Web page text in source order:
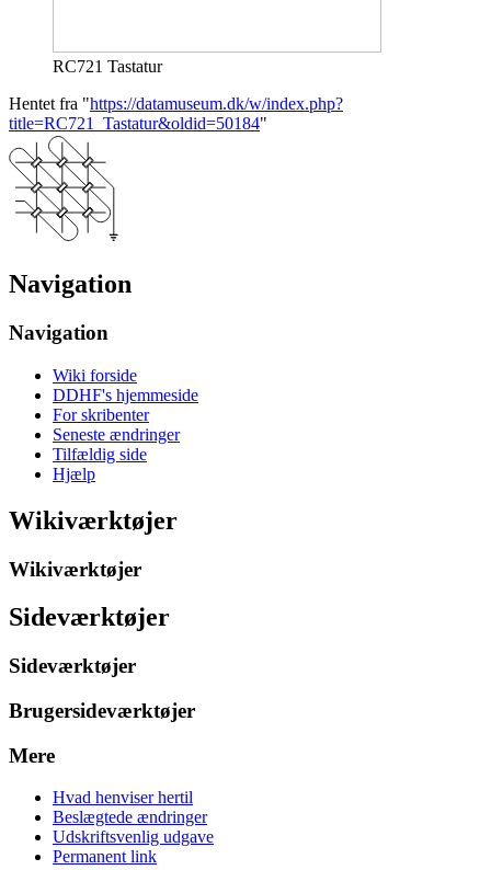
RC721 Tastatur
Hentet fra "https://datamuseum.dk/w/index.php?
title=RC721_Tastatur&oldid=50184"
Navigation
Navigation
Wiki forside
DDHF's hjemmeside
For skribenter
Seneste ændringer
Tilfældig side
Hjælp
Wikiværktøjer
Wikiværktøjer
Sideværktøjer
Sideværktøjer
Brugersideværktøjer
Mere
Hvad henviser hertil
Beslægtede ændringer
Udskriftsvenlig udgave
Permanent link